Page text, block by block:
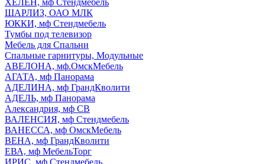
ХЕЛЕН, мф Стендмебель
ШАРЛИЗ, ОАО МЛК
ЮККИ, мф Стендмебель
Тумбы под телевизор
Мебель для Спальни
Спальные гарнитуры, Модульные
АВЕЛОНА, мф.ОмскМебель
АГАТА, мф Панорама
АДЕЛИНА, мф ГрандКволити
АДЕЛЬ, мф Панорама
Александрия, мф СВ
ВАЛЕНСИЯ, мф Стендмебель
ВАНЕССА, мф ОмскМебель
ВЕНА, мф ГрандКволити
ЕВА, мф МебельТорг
ИРИС, мф Стендмебель